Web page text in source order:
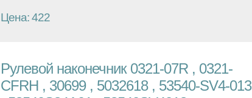
Цена: 422
Рулевой наконечник 0321-07R , 0321-
CFRH , 30699 , 5032618 , 53540-SV4-013